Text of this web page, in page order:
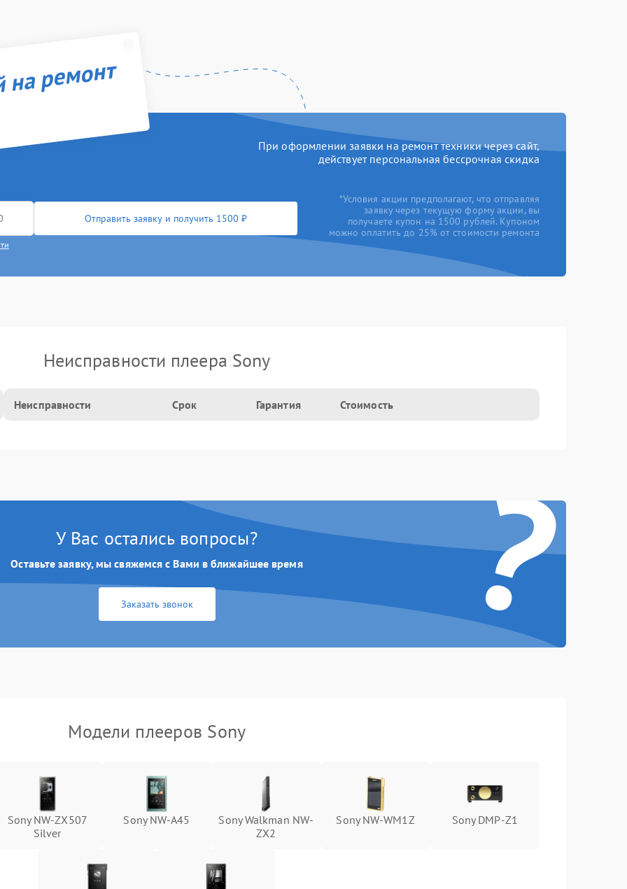
ремонт
При оформлении заявки на ремонт техники через сайт,
действует персональная бессрочная скидка
Отправить заявку и получить 1500 ₽
*Условия акции предполагают, что отправляя
заявку через текущую форму акции, вы
получаете купон на 1500 рублей. Купоном
можно оплатить до 25% от стоимости ремонта
Неисправности плеера Sony
Неисправности Срок Гарантия Стоимость
?
У Вас остались вопросы?
Оставьте заявку, мы свяжемся с Вами в ближайшее время
Заказать звонок
Модели плееров Sony
Sony NW-ZX507
Silver
Sony NW-A45
Sony Walkman NW-
ZX2
Sony NW-WM1Z Sony DMP-Z1